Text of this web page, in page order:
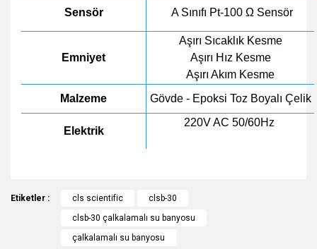
Sensör A Sınıfı Pt-100 Ω Sensör
Emniyet
Aşırı Sıcaklık Kesme
Aşırı Hız Kesme
Aşırı Akım Kesme
Malzeme
Gövde - Epoksi Toz Boyalı Çelik
Elektrik
220V AC 50/60Hz
konularda yetersiz gördüğünüz noktaları öneri formunu
kullanarak tarafımıza iletebilirsiniz.
Görüş ve önerileriniz için teşekkür ederiz.
Etiketler : cls scientific
clsb-30
clsb-30 çalkalamalı su banyosu
çalkalamalı su banyosu